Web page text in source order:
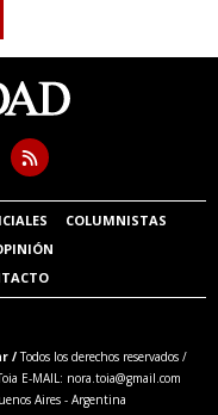
COLUMNISTAS
/Todos los derechos reservados /
E-MAIL: nora.toia@gmail.com
Aires - Argentina